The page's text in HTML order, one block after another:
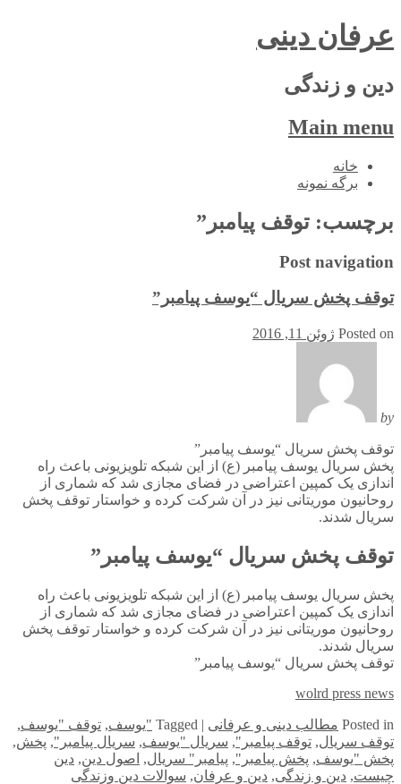
عرفان دینی
دین و زندگی
Main menu
Skip
خانه
برگه نمونه
برچسب: توقف پیامبر”
Post navigation
توقف پخش سریال “یوسف پیامبر”
Posted on ژوئن 11, 2016
by
توقف پخش سریال “یوسف پیامبر”
پخش سریال یوسف پیامبر (ع) از این شبکه تلویزیونی باعث راه
اندازی یک کمپین اعتراضی در فضای مجازی شد که شماری از
روحانیون موریتانی نیز در آن شرکت کرده و خواستار توقف پخش
سریال شدند.
توقف پخش سریال “یوسف پیامبر”
پخش سریال یوسف پیامبر (ع) از این شبکه تلویزیونی باعث راه
اندازی یک کمپین اعتراضی در فضای مجازی شد که شماری از
روحانیون موریتانی نیز در آن شرکت کرده و خواستار توقف پخش
سریال شدند.
توقف پخش سریال “یوسف پیامبر”
wolrd press news
Posted in مطالب دینی و عرفانی |
Tagged "یوسف, توقف "یوسف,
توقف سریال, توقف پیامبر", سریال "یوسف, سریال پیامبر", پخش,
پخش "یوسف, پخش پیامبر", پیامبر" سریال, اصول دین, دین
چیست, دین و زندگی, دین و عرفان, سوالات دین وزندگی